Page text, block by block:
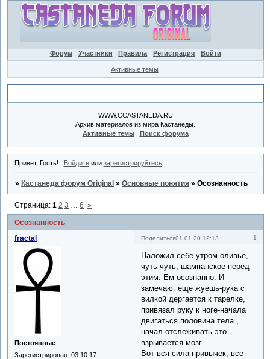
Форум Участники Правила Регистрация Войти
Активные темы
WWW.CCASTANEDA.RU
Архив материалов из мира Кастанеды.
Активные темы| Поиск форума
Привет, Гость! Войдитеили зарегистрируйтесь.
» Кастанеда форум Original »Основные понятия »Осознанность
Осознанность
Страница:1 2 3 6 »
Поделиться 1
01.01.20 12:13
fractal
Постоянные
Зарегистрирован: 03.10.17
Наложил себе утром оливье,
чуть-чуть, шампанское перед
этим. Ем осознанно. И
замечаю: еще жуешь-рука с
вилкой дергается к тарелке,
привязал руку к ноге-начала
двигаться половина тела ,
начал отслеживать это-
взрывается мозг.
Вот вся сила привычек, все